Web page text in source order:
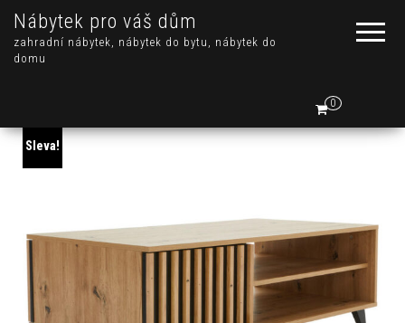
Nábytek pro váš dům
zahradní nábytek, nábytek do bytu, nábytek do
domu
0
Sleva!